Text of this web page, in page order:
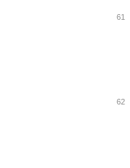
61
62